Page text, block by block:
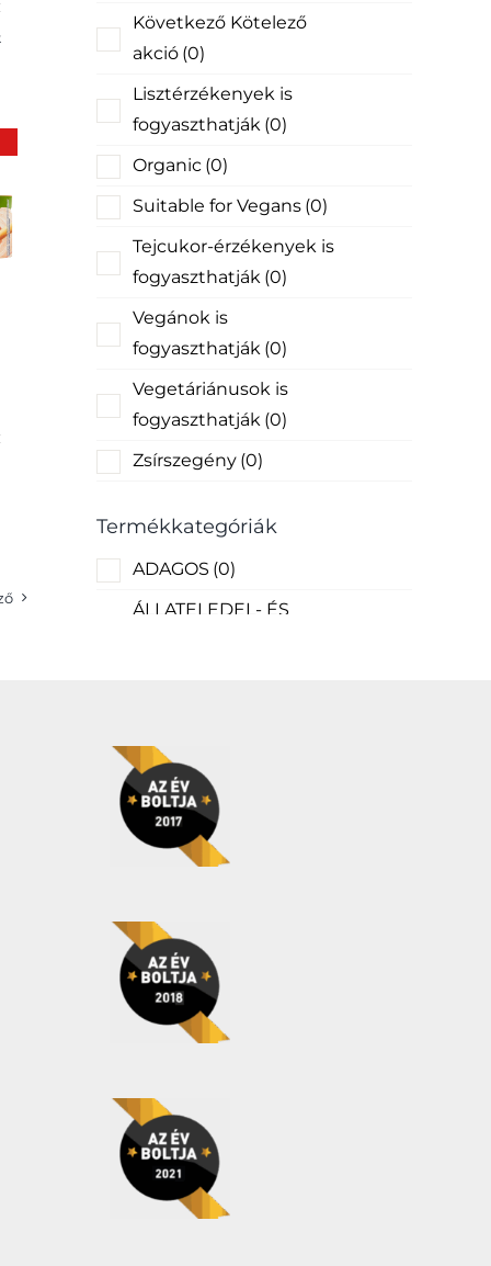
Következő Kötelező
akció (0)
Lisztérzékenyek is
fogyaszthatják (0)
Organic (0)
Suitable for Vegans (0)
Tejcukor-érzékenyek is
fogyaszthatják (0)
Vegánok is
fogyaszthatják (0)
Vegetáriánusok is
fogyaszthatják (0)
Zsírszegény (0)
Termékkategóriák
ADAGOS (0)
ÁLLATELEDEL- ÉS
FRISSÁRU
IPARCIKK (0)
JÉGKRÉM
VEGYI ÁRU
Akció(2)
Kötelező akció
ÚJDONSÁGOK
Ár
1 289Ft —3 299Ft